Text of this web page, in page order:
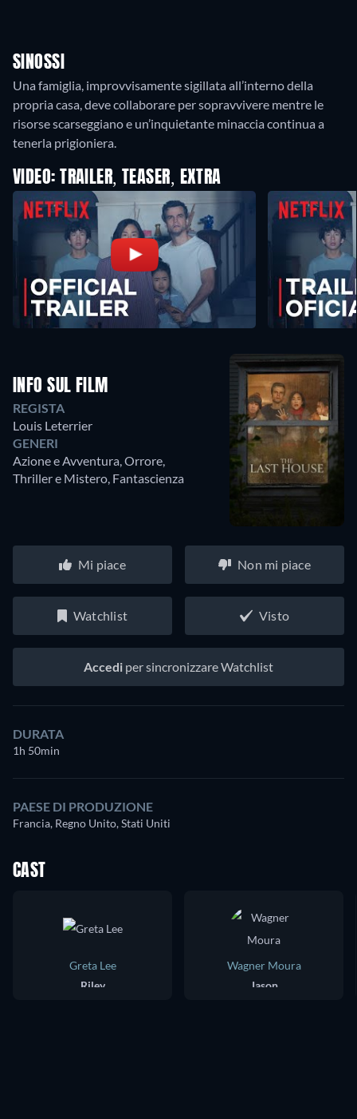
SINOSSI
Una famiglia, improvvisamente sigillata all’interno della
propria casa, deve collaborare per sopravvivere mentre le
risorse scarseggiano e un’inquietante minaccia continua a
tenerla prigioniera.
VIDEO: TRAILER, TEASER, EXTRA
INFO SUL FILM
REGISTA
Louis Leterrier
GENERI
Azione e Avventura, Orrore,
Thriller e Mistero, Fantascienza
Mi piace Non mi piace
Watchlist Visto
Accedi per sincronizzare Watchlist
DURATA
1h 50min
PAESE DI PRODUZIONE
Francia, Regno Unito, Stati Uniti
CAST
Greta Lee
Riley
Wagner Moura
Jason